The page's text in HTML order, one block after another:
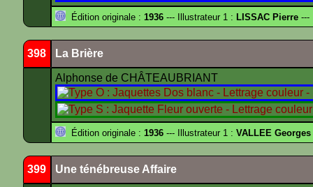
Édition originale : 1936 --- Illustrateur 1 : LISSAC Pierre ---
398 La Brière
Alphonse de CHÂTEAUBRIANT
Édition originale : 1936 --- Illustrateur 1 : VALLEE Georges
399 Une ténébreuse Affaire